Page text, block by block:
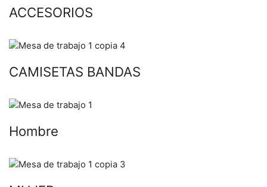
ACCESORIOS
CAMISETAS BANDAS
Hombre